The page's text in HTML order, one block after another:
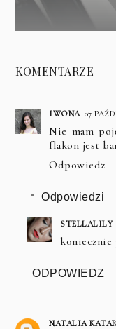
KOMENTARZE
IWONA 07
Nie mam
flakon jest
Odpowiedz
Odpowiedzi
STELLALILY
koniecznie
ODPOWIEDZ
NATALIA